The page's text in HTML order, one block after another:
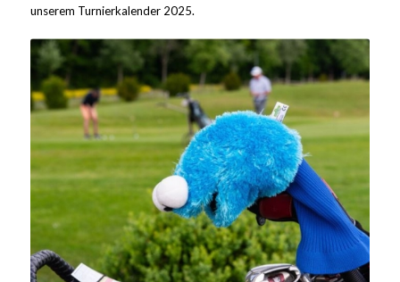
unserem Turnierkalender 2025.